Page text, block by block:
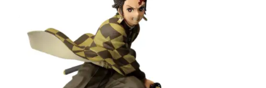
Este produto não é considerado um brinquedo, pois é um
boneco de coleção cujo modelo
é em escala reduzida e não tem primordialmente valor de
brinquedo,
conforme Norma NM 300-01/2002 – Portaria INMETRO Nº 108 de
13 de Junho de 2005, anexo II, item 2.
Todas as compras na loja acompanham brindes, enviados